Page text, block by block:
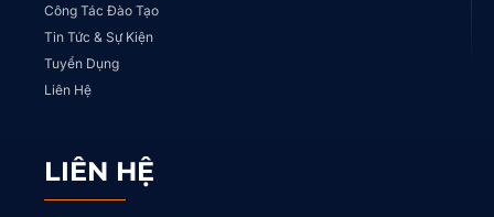
Công Tác Đào Tạo
Tin Tức & Sự Kiện
Tuyển Dụng
Liên Hệ
LIÊN HỆ